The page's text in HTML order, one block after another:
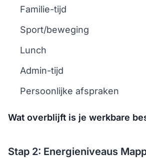
Familie-tijd
Sport/beweging
Lunch
Admin-tijd
Persoonlijke afspraken
Wat overblijft is je werkbare
Stap 2: Energieniveaus